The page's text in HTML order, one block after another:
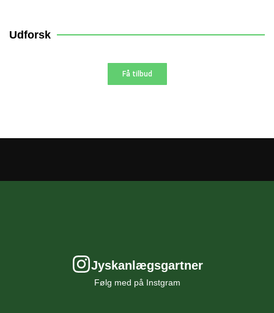
10% AF
Udforsk
Få tilbud
Jyskanlægsgartner
Følg med på Instgram